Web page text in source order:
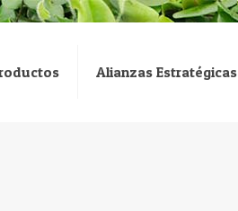
Alianzas Estratégicas